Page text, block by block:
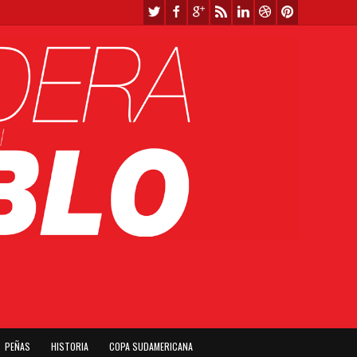
PEÑAS HISTORIA COPA SUDAMERICANA